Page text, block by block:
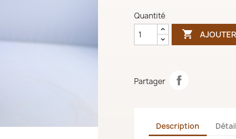
Quantité

Partager
Description